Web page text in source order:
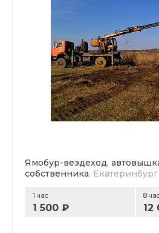
Ямобур-вездеход,
собственника, Екатеринбург
1 час
1 500 ₽
8
12